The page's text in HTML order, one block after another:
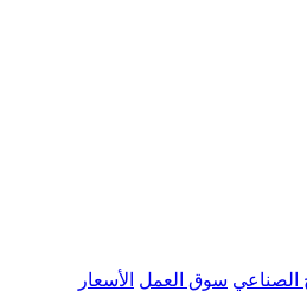
الصناعي سوق العمل الأسعار